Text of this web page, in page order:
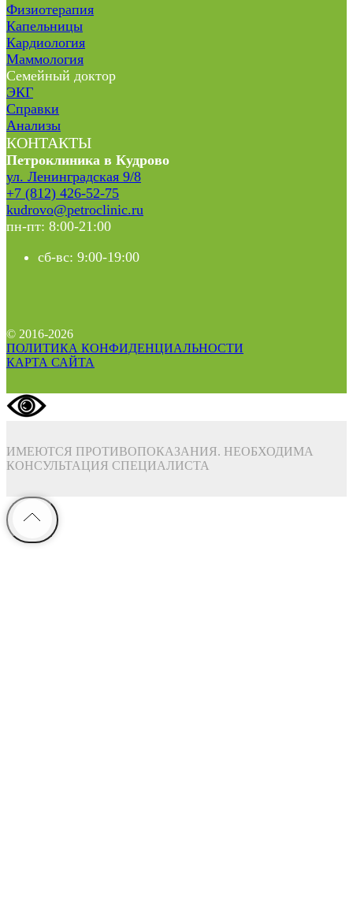
Физиотерапия
Капельницы
Кардиология
Маммология
Семейный доктор
ЭКГ
Справки
Анализы
КОНТАКТЫ
Петроклиника в Кудрово
ул. Ленинградская 9/8
+7 (812) 426-52-75
kudrovo@petroclinic.ru
пн-пт: 8:00-21:00
сб-вс: 9:00-19:00
© 2016-2026
ПОЛИТИКА КОНФИДЕНЦИАЛЬНОСТИ
КАРТА САЙТА
ИМЕЮТСЯ ПРОТИВОПОКАЗАНИЯ. НЕОБХОДИМА
КОНСУЛЬТАЦИЯ СПЕЦИАЛИСТА